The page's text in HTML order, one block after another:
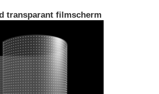
transparant filmscherm